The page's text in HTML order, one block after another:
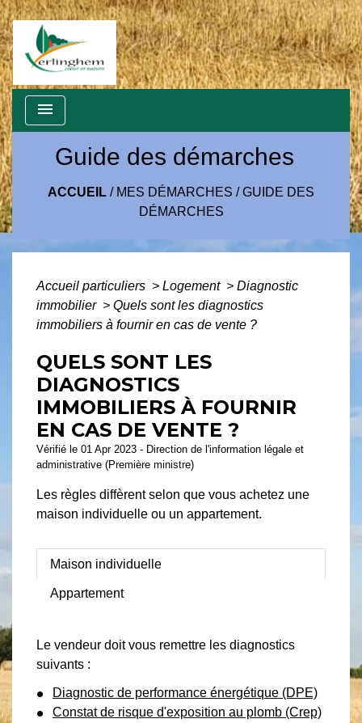
menu
Guide des démarches
ACCUEIL / MES DÉMARCHES /GUIDE DES
DÉMARCHES
Accueil particuliers > Logement > Diagnostic
immobilier > Quels sont les diagnostics
immobiliers à fournir en cas de vente ?
QUELS SONT LES
DIAGNOSTICS
IMMOBILIERS À FOURNIR
EN CAS DE VENTE ?
Vérifié le 01 Apr 2023 - Direction de l'information légale et
administrative (Première ministre)
Les règles diffèrent selon que vous achetez une
maison individuelle ou un appartement.
Maison individuelle
Appartement
Le vendeur doit vous remettre les diagnostics
suivants :
Diagnostic de performance énergétique (DPE)
Constat de risque d'exposition au plomb (Crep)